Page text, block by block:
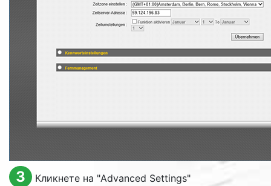
3 Кликнете на "Advanced Settings"